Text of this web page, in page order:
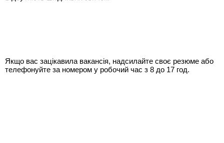
Якщо вас зацікавила вакансія, надсилайте своє резюме або
телефонуйте за номером у робочий час з 8 до 17 год.